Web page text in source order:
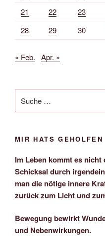
21
22 23
28
29 30
« Feb. Apr. »
nach:
MIR HATS GEHOLFEN
Im Leben kommt es
Schicksal durch
man die nötige innere
zurück zum Licht und
Bewegung bewirkt
und Nebenwirkungen.